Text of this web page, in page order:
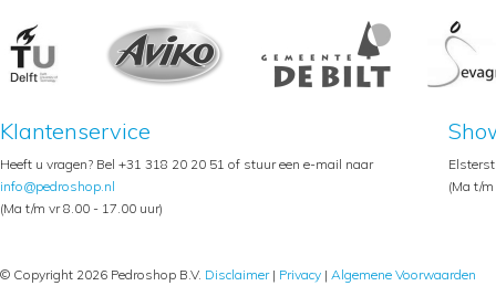
Klantenservice
Heeft u vragen? Bel +31 318 20 20 51 of stuur een e-mail naar
info@pedroshop.nl
(Ma t/m vr 8.00 - 17.00 uur)
(Ma t/
© Copyright 2026 Pedroshop B.V. Disclaimer| Privacy | Algemene Voorwaarden